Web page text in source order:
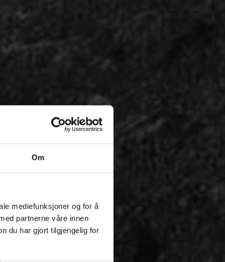
Om
mediefunksjoner og for å
partnerne våre innen
du har gjort tilgjengelig for